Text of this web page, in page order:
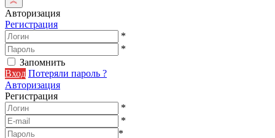
Авторизация
Регистрация
*
*
Запомнить
Вход Потеряли пароль ?
Авторизация
Регистрация
*
*
*